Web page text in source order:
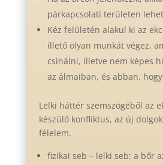
párkapcsolati területen
Kéz felületén alakul ki az
illető olyan munkát végez,
csinálni, illetve nem képes
az álmaiban, és abban,
Lelki háttér szemszögéből az
készülő konfliktus, az új
félelem.
fizikai seb – lelki seb: a bőr